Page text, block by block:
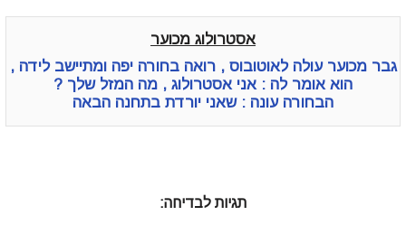
אסטרולוג מכוער
גבר מכוער עולה לאוטובוס , רואה בחורה יפה ומתיישב לידה ,
הוא אומר לה : אני אסטרולוג , מה המזל שלך ?
הבחורה עונה : שאני יורדת בתחנה הבאה
תגיות לבדיחה: